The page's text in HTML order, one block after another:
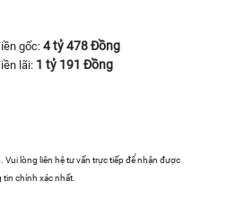
gốc: 4 tỷ 478 Đồng
lãi: 1 tỷ 191 Đồng
Vui lòng liên hệ tư vấn trực tiếp để nhận được
tin chính xác nhất.